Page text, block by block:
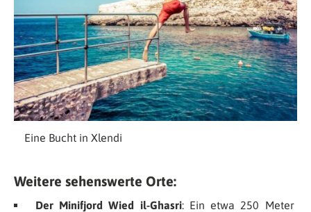
Eine Bucht in Xlendi
Weitere sehenswerte Orte:
Der Minifjord Wied il-Ghasri: Ein etwa 250 Meter